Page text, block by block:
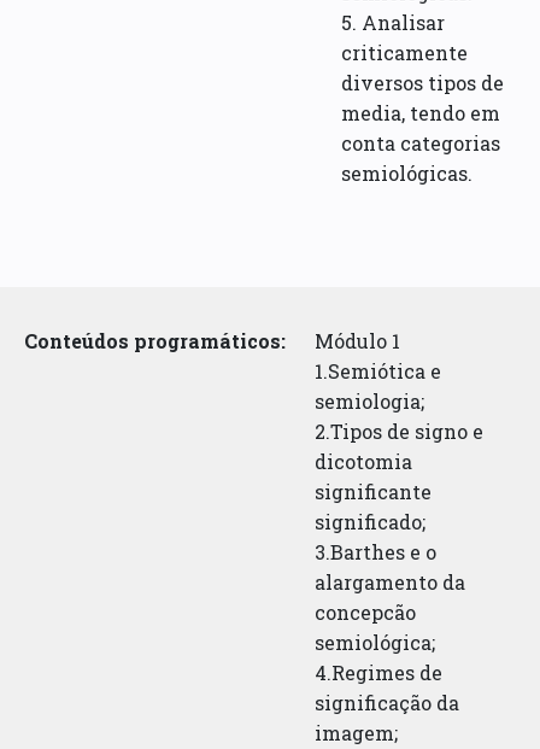
5. Analisar
criticamente
diversos tipos de
media, tendo em
conta categorias
semiológicas.
Conteúdos programáticos:
Módulo 1
1.Semiótica e
semiologia;
2.Tipos de signo e
dicotomia
significante
significado;
3.Barthes e o
alargamento da
concepcão
semiológica;
4.Regimes de
significação da
imagem;